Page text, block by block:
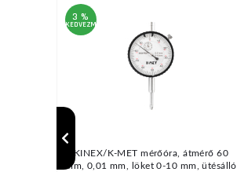
3 %
KEDVEZMÉNY
KINEX/K-MET mérőóra, átmérő 60
mm, 0,01 mm, löket 0-10 mm, ütésálló